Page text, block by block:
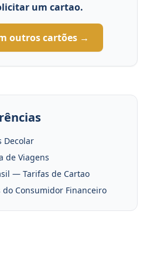
um cartao.
outros cartões →
Decolar
de Viagens
— Tarifas de Cartao
Consumidor Financeiro